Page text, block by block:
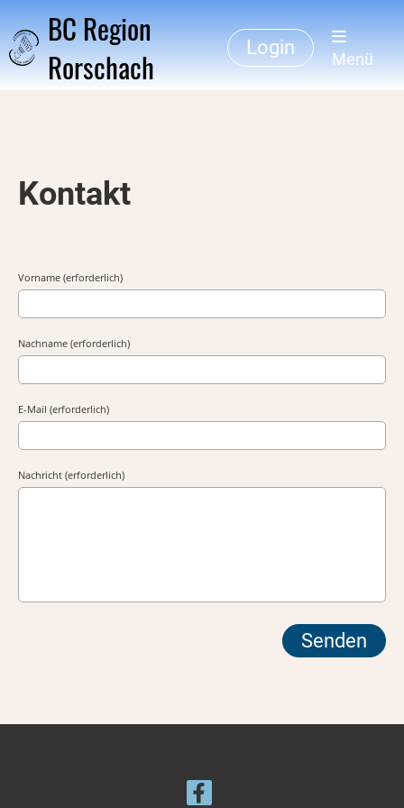
BC Region
Rorschach
Login
Menü
Kontakt
Vorname (erforderlich)
Nachname (erforderlich)
E-Mail (erforderlich)
Nachricht (erforderlich)